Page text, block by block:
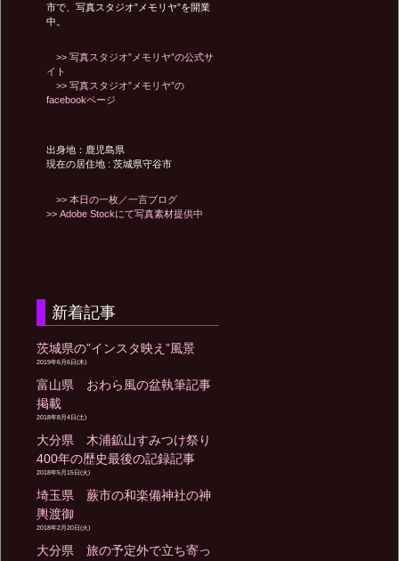
市で、写真スタジオ”メモリヤ”を開業
中。
>> 写真スタジオ”メモリヤ”の公式サ
イト
>> 写真スタジオ”メモリヤ”の
facebookページ
出身地：鹿児島県
現在の居住地 : 茨城県守谷市
>> 本日の一枚／一言ブログ
>> Adobe Stockにて写真素材提供中
新着記事
茨城県の”インスタ映え”風景
2019年6月6日(木)
富山県 おわら風の盆執筆記事
掲載
2018年8月4日(土)
大分県 木浦鉱山すみつけ祭り
400年の歴史最後の記録記事
2018年5月15日(火)
埼玉県 蕨市の和楽備神社の神
輿渡御
2018年2月20日(火)
大分県 旅の予定外で立ち寄っ